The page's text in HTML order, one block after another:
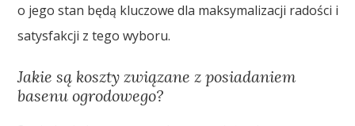
o jego stan będą kluczowe dla maksymalizacji radości i
satysfakcji z tego wyboru.
Jakie są koszty związane z posiadaniem
basenu ogrodowego?